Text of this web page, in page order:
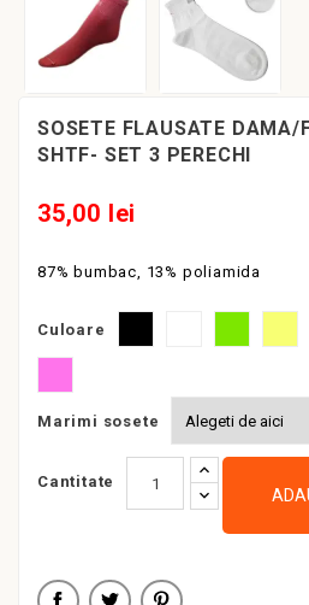
SOSETE FLAUSATE DAMA/
SHTF- SET 3 PERECHI
35,00 lei
87% bumbac, 13% poliamida
Culoare
Marimi sosete
Cantitate